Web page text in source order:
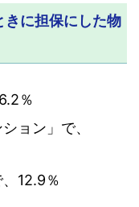
きに担保にした物
％
ョン」で、
12.9％